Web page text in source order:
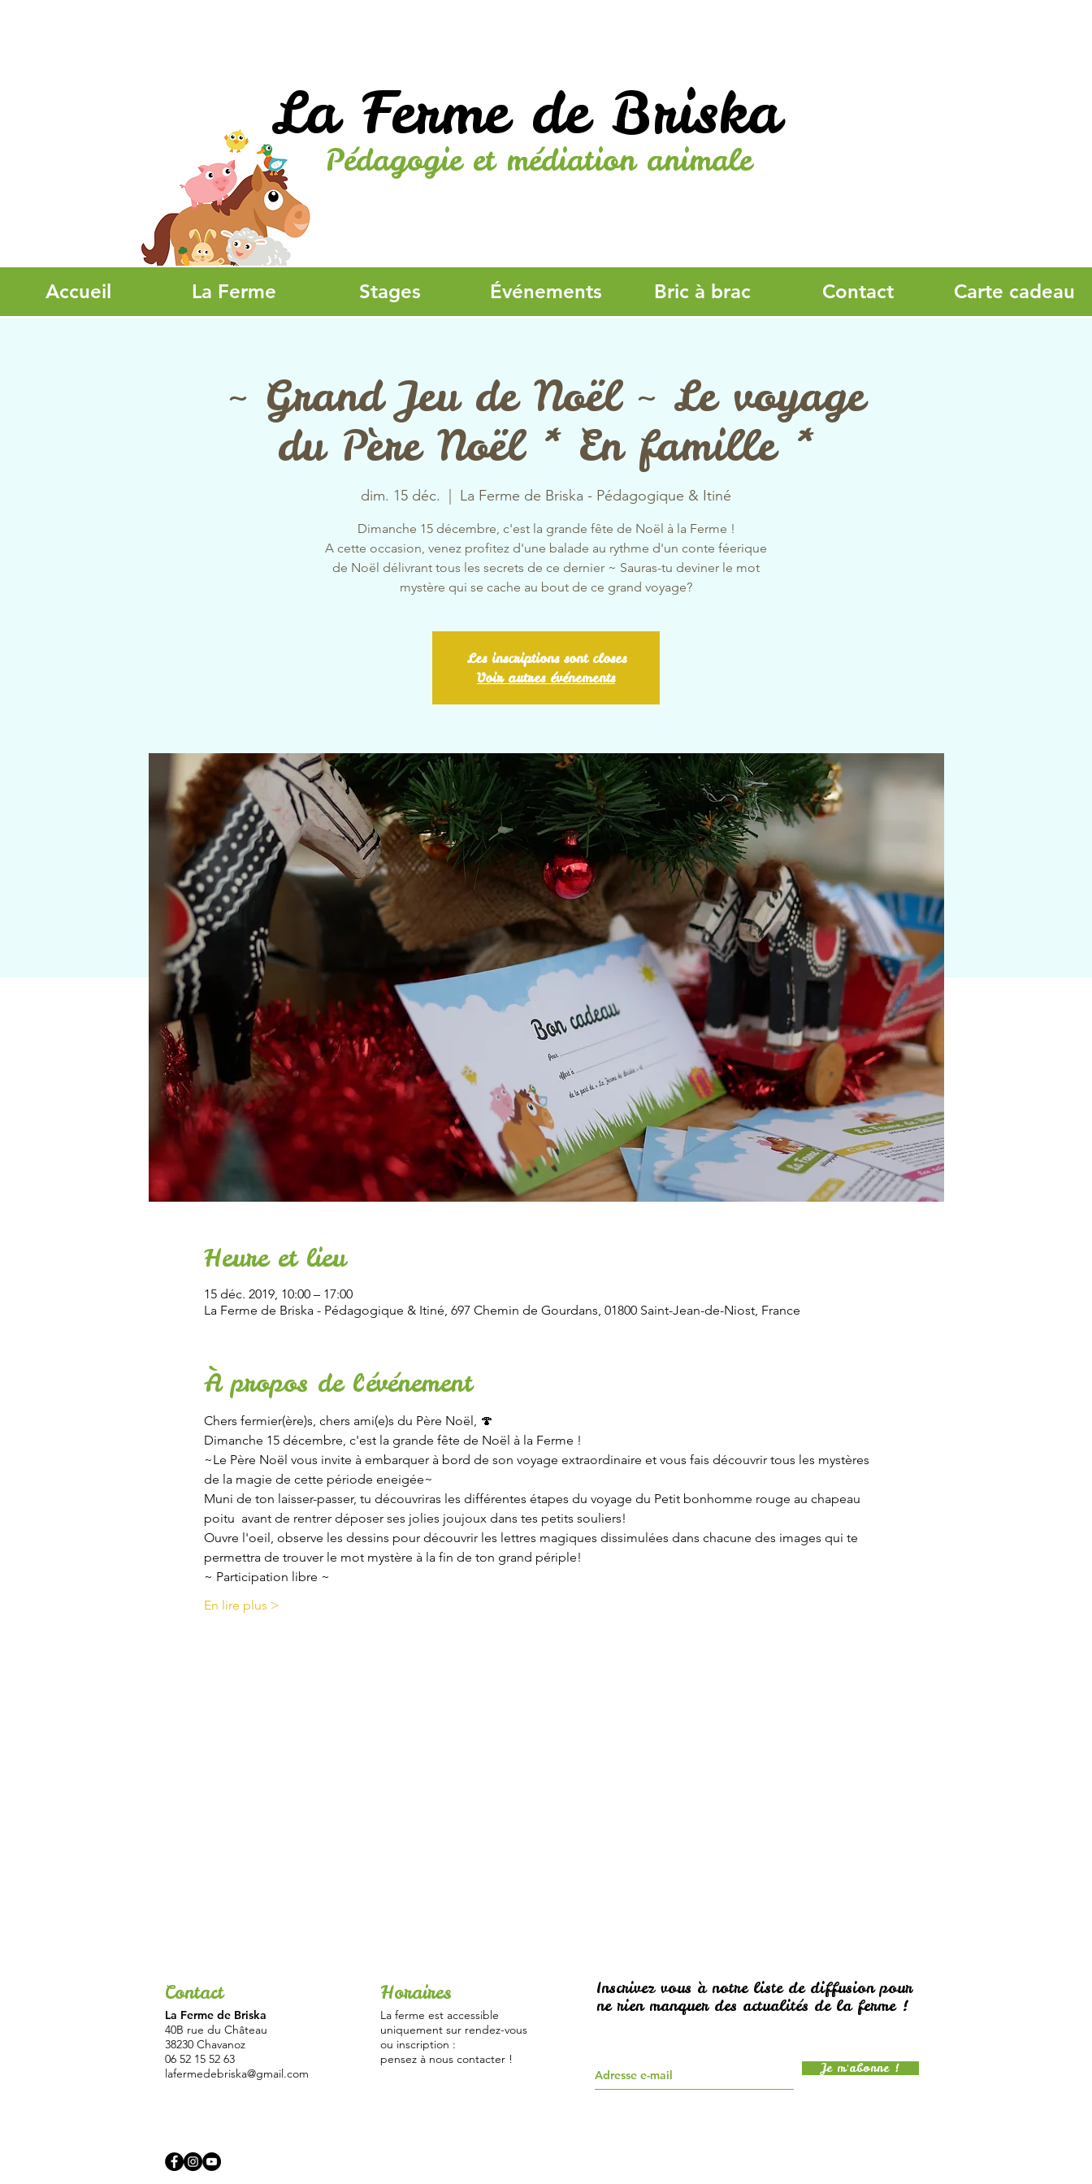
La Ferme de Briska
Pédagogie et médiation animale
Accueil La Ferme Stages Événements Bric à brac Contact Carte cadeau
~ Grand Jeu de Noël ~ Le voyage
du Père Noël * En famille *
dim. 15 déc. La Ferme de Briska - Pédagogique & Itiné
Dimanche 15 décembre, c'est la grande fête de Noël à la Ferme !
A cette occasion, venez profitez d'une balade au rythme d'un conte féerique
de Noël délivrant tous les secrets de ce dernier ~ Sauras-tu deviner le mot
mystère qui se cache au bout de ce grand voyage?
Les inscriptions sont closes
Voir autres événements
Heure et lieu
15 déc. 2019, 10:00 – 17:00
La Ferme de Briska - Pédagogique & Itiné, 697 Chemin de Gourdans, 01800 Saint-Jean-de-Niost, France
À propos de l'événement
Chers fermier(ère)s, chers ami(e)s du Père Noël, 🍄
Dimanche 15 décembre, c'est la grande fête de Noël à la Ferme !
~Le Père Noël vous invite à embarquer à bord de son voyage extraordinaire et vous fais découvrir tous les mystères
de la magie de cette période eneigée~
Muni de ton laisser-passer, tu découvriras les différentes étapes du voyage du Petit bonhomme rouge au chapeau
poitu  avant de rentrer déposer ses jolies joujoux dans tes petits souliers!
Ouvre l'oeil, observe les dessins pour découvrir les lettres magiques dissimulées dans chacune des images qui te
permettra de trouver le mot mystère à la fin de ton grand périple!
~ Participation libre ~
En lire plus >
Contact
La Ferme de Briska
40B rue du Château
38230 Chavanoz
06 52 15 52 63
lafermedebriska@gmail.com
Horaires
La ferme est accessible
uniquement sur rendez-vous
ou inscription :
pensez à nous contacter !
Inscrivez vous à notre liste de diffusion pour
ne rien manquer des actualités de la ferme !
Je m'abonne !